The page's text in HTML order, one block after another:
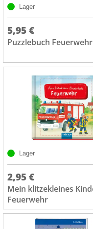
Lager
5,95 €
Puzzlebuch Feuerwehr
Lager
2,95 €
Mein klitzekleines
Feuerwehr